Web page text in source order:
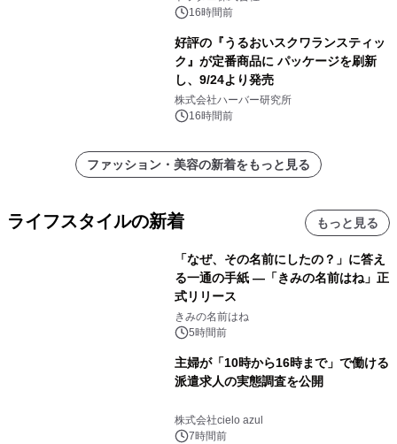
16時間前
好評の『うるおいスクワランスティッ
ク』が定番商品に パッケージを刷新
し、9/24より発売
株式会社ハーバー研究所
16時間前
ファッション・美容の新着をもっと見る
ライフスタイルの新着 もっと見る
「なぜ、その名前にしたの？」に答え
る一通の手紙 ―「きみの名前はね」正
式リリース
きみの名前はね
5時間前
主婦が「10時から16時まで」で働ける
派遣求人の実態調査を公開
株式会社cielo azul
7時間前